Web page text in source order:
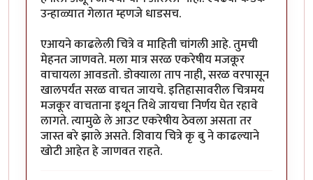
उन्हाळ्यात गेलात म्हणजे धाडसच.
एआयने काढलेली चित्रे व माहिती चांगली आहे. तुमची
मेहनत जाणवते. मला मात्र सरळ एकरेषीय मजकूर
वाचायला आवडतो. डोक्याला ताप नाही, सरळ वरपासून
खालपर्यंत सरळ वाचत जायचे. इतिहासावरील चित्रमय
मजकूर वाचताना इथून तिथे जायचा निर्णय घेत रहावे
लागते. त्यामुळे ले आउट एकरेषीय ठेवला असता तर
जास्त बरे झाले असते. शिवाय चित्रे कृ बु ने काढल्याने
खोटी आहेत हे जाणवत राहते.